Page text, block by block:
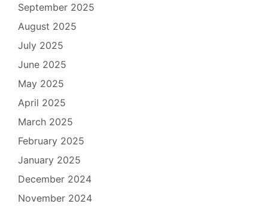
September 2025
August 2025
July 2025
June 2025
May 2025
April 2025
March 2025
February 2025
January 2025
December 2024
November 2024